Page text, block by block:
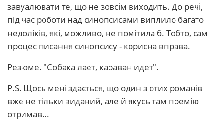
завуалювати те, що не зовсім виходить. До речі,
під час роботи над синопсисами виплило багато
недоліків, які, можливо, не помітила б. Тобто, сам
процес писання синопсису - корисна вправа.
Резюме. "Собака лает, караван идет".
P.S. Щось мені здається, що один з отих романів
вже не тільки виданий, але й якусь там премію
отримав...